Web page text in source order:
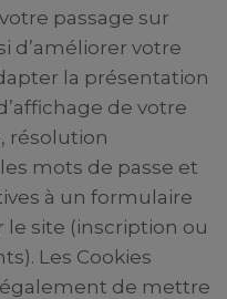
passage sur
d’améliorer votre
la présentation
de votre
résolution
mots de passe et
à un formulaire
le site (inscription ou
Les Cookies
de mettre